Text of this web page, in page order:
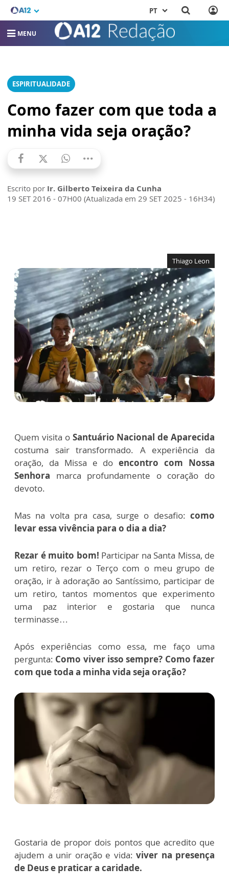
PT
MENU
ESPIRITUALIDADE
Como fazer com que toda a
minha vida seja oração?
Escrito por Ir. Gilberto Teixeira da Cunha
19 SET 2016 - 07H00 (Atualizada em 29 SET 2025 - 16H34)
Thiago Leon
Quem visita o Santuário Nacional de Aparecida
costuma sair transformado. A experiência da
oração, da Missa e doencontro com Nossa
Senhora marca profundamente o coração do
devoto.
Mas na volta pra casa, surge o desafio: como
levar essa vivência para o dia a dia?
Rezar é muito bom! Participar na Santa Missa, de
um retiro, rezar o Terço com o meu grupo de
oração, ir à adoração ao Santíssimo, participar de
um retiro, tantos momentos que experimento
uma paz interior e gostaria que nunca
terminasse…
Após experiências como essa, me faço uma
pergunta: Como viver isso sempre? Como fazer
com que toda a minha vida seja oração?
Gostaria de propor dois pontos que acredito que
ajudem a unir oração e vida: viver na presença
de Deus e praticar a caridade.